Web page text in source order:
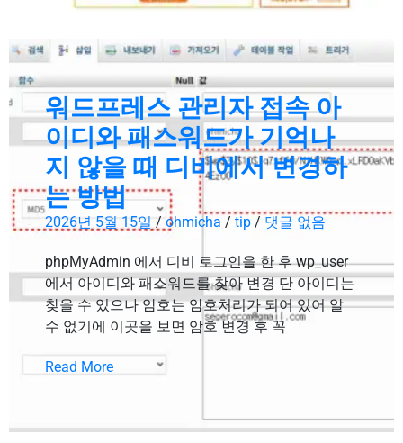
워드프레스 관리자 접속 아
이디와 패스워드가 기억나
지 않을 때 디비에서 변경하
는 방법
2026년 5월 15일 / ohmicha / tip / 댓글 없음
phpMyAdmin 에서 디비 로그인을 한 후 wp_user
에서 아이디와 패스워드를 찾아 변경 단 아이디는
찾을 수 있으나 암호는 암호처리가 되어 있어 알
수 없기에 이곳을 보면 암호 변경 후 꼭
Read More